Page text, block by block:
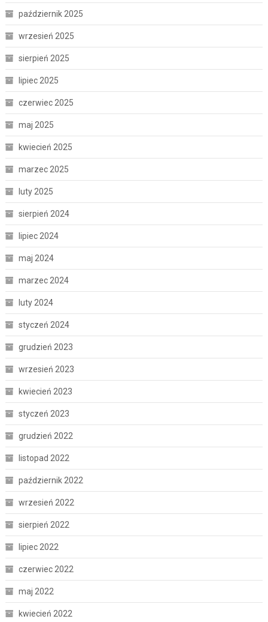
październik 2025
wrzesień 2025
sierpień 2025
lipiec 2025
czerwiec 2025
maj 2025
kwiecień 2025
marzec 2025
luty 2025
sierpień 2024
lipiec 2024
maj 2024
marzec 2024
luty 2024
styczeń 2024
grudzień 2023
wrzesień 2023
kwiecień 2023
styczeń 2023
grudzień 2022
listopad 2022
październik 2022
wrzesień 2022
sierpień 2022
lipiec 2022
czerwiec 2022
maj 2022
kwiecień 2022